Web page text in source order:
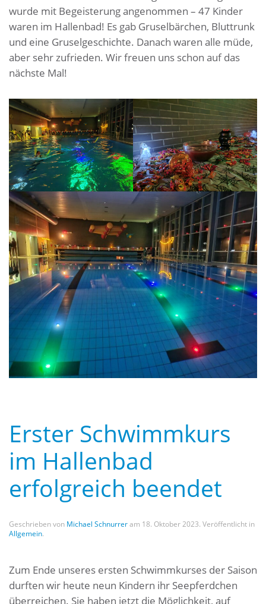
wurde mit Begeisterung angenommen – 47 Kinder
waren im Hallenbad! Es gab Gruselbärchen, Bluttrunk
und eine Gruselgeschichte. Danach waren alle müde,
aber sehr zufrieden. Wir freuen uns schon auf das
nächste Mal!
Erster Schwimmkurs
im Hallenbad
erfolgreich beendet
Geschrieben von Michael Schnurreram 18. Oktober 2023. Veröffentlicht in
Allgemein.
Zum Ende unseres ersten Schwimmkurses der Saison
durften wir heute neun Kindern ihr Seepferdchen
überreichen. Sie haben jetzt die Möglichkeit, auf